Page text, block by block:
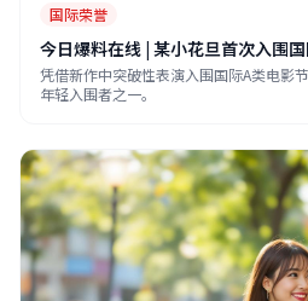
国际荣誉
今日爆料在线 | 某小花旦首次入围
凭借新作中突破性表演入围国际A类电影
年轻入围者之一。